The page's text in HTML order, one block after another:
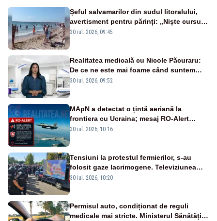
Șeful salvamarilor din sudul litoralului,
avertisment pentru părinți: „Niște cursuri
de înot la piscină nu sunt suficiente”
30 iul. 2026, 09:45
Realitatea medicală cu Nicole Păcuraru:
De ce ne este mai foame când suntem
obosiți?
30 iul. 2026, 09:52
MApN a detectat o țintă aeriană la
frontiera cu Ucraina; mesaj RO-Alert
transmis în județul Tulcea
30 iul. 2026, 10:16
Tensiuni la protestul fermierilor, s-au
folosit gaze lacrimogene. Televiziunea
Poporului face apel la calm – LIVE TEXT
30 iul. 2026, 10:20
Permisul auto, condiționat de reguli
medicale mai stricte. Ministerul Sănătății